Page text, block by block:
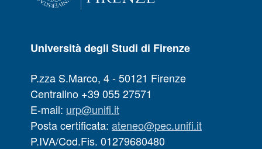
Università degli Studi di Firenze
P.zza S.Marco, 4 - 50121 Firenze
Centralino +39 055 27571
E-mail: urp@unifi.it
Posta certificata: ateneo@pec.unifi.it
P.IVA/Cod.Fis. 01279680480